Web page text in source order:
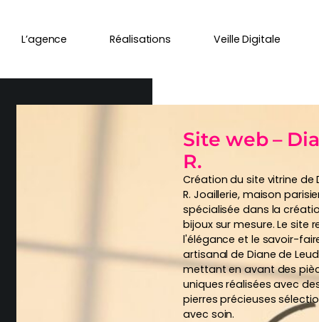
L’agence Réalisations Veille Digitale
Site web –
R.
Création du site vitrine de
R. Joaillerie, maison
spécialisée dans la
bijoux sur mesure. Le site
l'élégance et le savoir-
artisanal de Diane de
mettant en avant des
uniques réalisées avec
pierres précieuses
avec soin.